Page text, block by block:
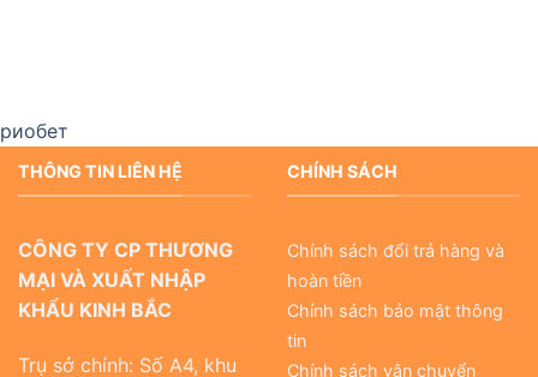
риобет
THÔNG TIN LIÊN HỆ
CÔNG TY CP THƯƠNG
MẠI VÀ XUẤT NHẬP
KHẨU KINH BẮC
Trụ sở chính: Số A4, khu
CHÍNH SÁCH
Chính sách đổi trả hàng và
hoàn tiền
Chính sách bảo mật thông
tin
Chính sách vận chuyển